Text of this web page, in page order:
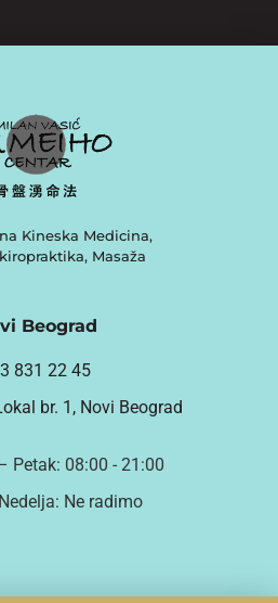
Kineska Medicina,
Masaža
Beograd
831 22 45
br. 1, Novi Beograd
Petak: 08:00 - 21:00
Ne radimo